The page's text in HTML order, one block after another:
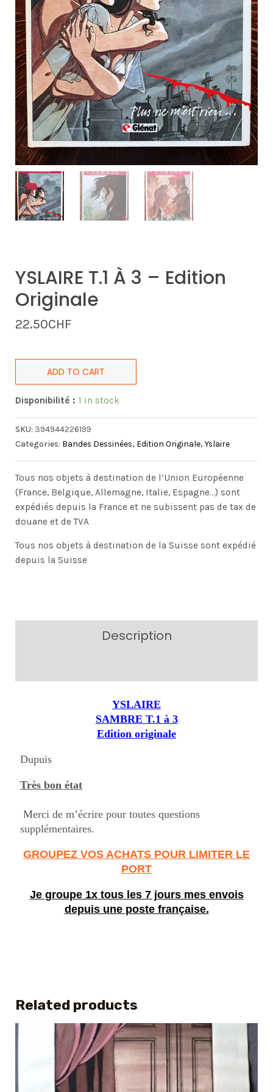
YSLAIRE T.1 À 3 – Edition
Originale
22.50CHF
ADD TO CART
Disponibilité : 1 in stock
SKU: 394944226199
Categories: Bandes Dessinées, Edition Originale, Yslaire
Tous nos objets à destination de l’Union Européenne
(France, Belgique, Allemagne, Italie, Espagne…) sont
expédiés depuis la France et ne subissent pas de tax de
douane et de TVA
Tous nos objets à destination de la Suisse sont expédié
depuis la Suisse
Description
YSLAIRE
SAMBRE T.1 à 3
Edition originale
Dupuis
Très bon état
Merci de m’écrire pour toutes questions
supplémentaires.
GROUPEZ VOS ACHATS POUR LIMITER LE
PORT
Je groupe 1x tous les 7 jours mes envois
depuis une poste française.
Related products